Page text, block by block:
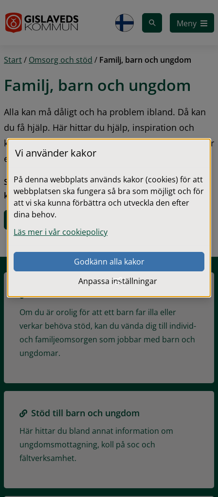
Meny
Start/ Omsorg och stöd / Familj, barn och ungdom
Familj, barn och ungdom
Alla kan må dåligt och ha problem ibland. Då kan
du få hjälp. Här hittar du hjälp, inspiration och
kontakter som vi kan erbjuda dig som ung, förälder
eller som familj.
Socialjour - Ring 112 vid akuta ärenden utanför
kontorstid som rör socialtjänsten.
Orosanmälan - Barn och ungdom
Misstanke om barn som far illa
Om du är orolig för att ett barn far illa eller
verkar behöva stöd, kan du vända dig till individ-
och familjeomsorgen som jobbar med barn och
ungdomar.
Stöd till barn och ungdom
Här hittar du bland annat information om
ungdomsmottagning, koll på soc och
fältverksamhet.
Vi använder kakor
På denna webbplats används kakor (cookies) för att
webbplatsen ska fungera så bra som möjligt och för
att vi ska kunna förbättra och utveckla den efter
dina behov.
Läs mer i vår cookiepolicy
Godkänn alla kakor
Anpassa inställningar